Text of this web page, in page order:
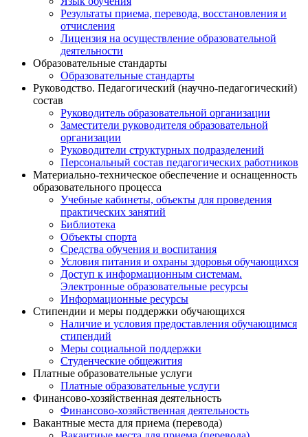
Результаты приема, перевода, восстановления и
отчисления
Лицензия на осуществление образовательной
деятельности
Образовательные стандарты
Образовательные стандарты
Руководство. Педагогический (научно-педагогический)
состав
Руководитель образовательной организации
Заместители руководителя образовательной
организации
Руководители структурных подразделений
Персональный состав педагогических работников
Материально-техническое обеспечение и оснащенность
образовательного процесса
Учебные кабинеты, объекты для проведения
практических занятий
Библиотека
Объекты спорта
Средства обучения и воспитания
Условия питания и охраны здоровья обучающихся
Доступ к информационным системам.
Электронные образовательные ресурсы
Информационные ресурсы
Стипендии и меры поддержки обучающихся
Наличие и условия предоставления обучающимся
стипендий
Меры социальной поддержки
Студенческие общежития
Платные образовательные услуги
Платные образовательные услуги
Финансово-хозяйственная деятельность
Финансово-хозяйственная деятельность
Вакантные места для приема (перевода)